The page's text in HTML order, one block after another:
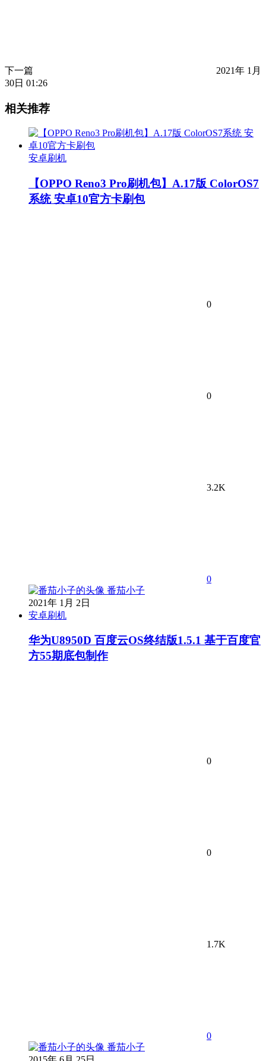
下一篇
2021年 1月
30日 01:26
相关推荐
安卓刷机
【OPPO Reno3 Pro刷机包】A.17版 ColorOS7
系统 安卓10官方卡刷包
0
0
3.2K
0
番茄小子
2021年 1月 2日
安卓刷机
华为U8950D 百度云OS终结版1.5.1 基于百度官
方55期底包制作
0
0
1.7K
0
番茄小子